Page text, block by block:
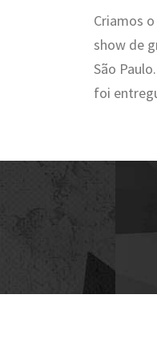
Criamos
show de
São
foi